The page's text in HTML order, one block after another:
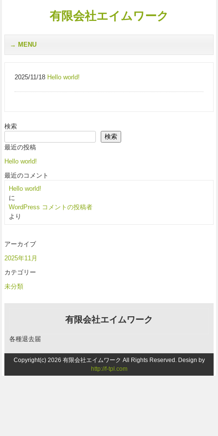
有限会社エイムワーク
MENU
2025/11/18 Hello world!
検索
検索
最近の投稿
Hello world!
最近のコメント
Hello world!
に
WordPress コメントの投稿者
より
アーカイブ
2025年11月
カテゴリー
未分類
有限会社エイムワーク
各種退去届
Copyright(c) 2026 有限会社エイムワーク All Rights Reserved. Design by
http://f-tpl.com